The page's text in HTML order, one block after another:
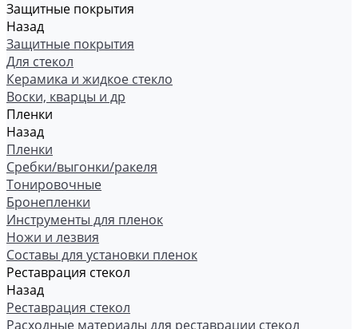
Защитные покрытия
Назад
Защитные покрытия
Для стекол
Керамика и жидкое стекло
Воски, кварцы и др
Пленки
Назад
Пленки
Сребки/выгонки/ракеля
Тонировочные
Бронепленки
Инструменты для пленок
Ножи и лезвия
Составы для установки пленок
Реставрация стекол
Назад
Реставрация стекол
Расходные материалы для реставрации стекол